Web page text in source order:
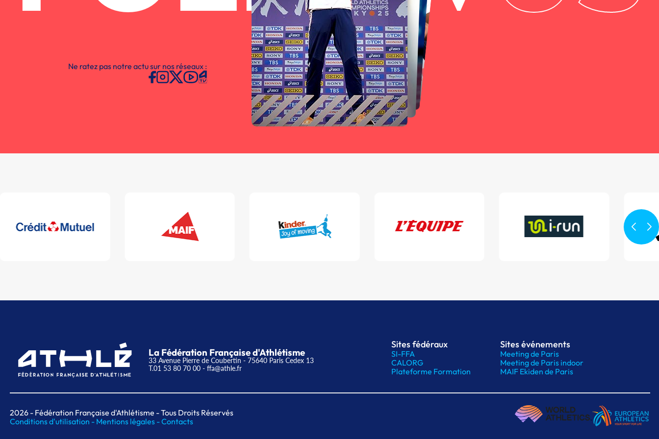
Ne ratez pas notre actu sur nos réseaux :
La Fédération Française d'Athlétisme
33 Avenue Pierre de Coubertin - 75640 Paris Cedex 13
T.01 53 80 70 00 - ffa@athle.fr
Sites fédéraux
SI-FFA
CALORG
Plateforme Formation
Sites événements
Meeting de Paris
Meeting de Paris indoor
MAIF Ekiden de Paris
2026 - Fédération Française d'Athlétisme - Tous Droits Réservés
Conditions d'utilisation - Mentions légales -Contacts